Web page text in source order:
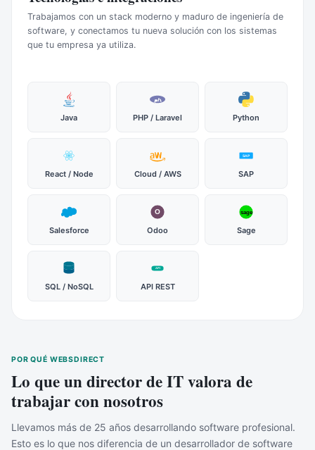
Trabajamos con un stack moderno y maduro de ingeniería de
software, y conectamos tu nueva solución con los sistemas
que tu empresa ya utiliza.
Java PHP / Laravel Python
React / Node Cloud / AWS
SAP
SAP
Salesforce
O
Odoo
sage
Sage
SQL / NoSQL
API
API REST
POR QUÉ WEBSDIRECT
Lo que un director de IT valora de
trabajar con nosotros
Llevamos más de 25 años desarrollando software profesional.
Esto es lo que nos diferencia de un desarrollador de software